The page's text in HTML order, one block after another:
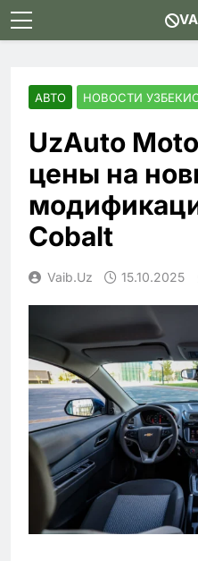
Skip
to
АВТО НОВОСТИ
UzAuto
цены на
Cobalt
Vaib.uz 15.10.2025